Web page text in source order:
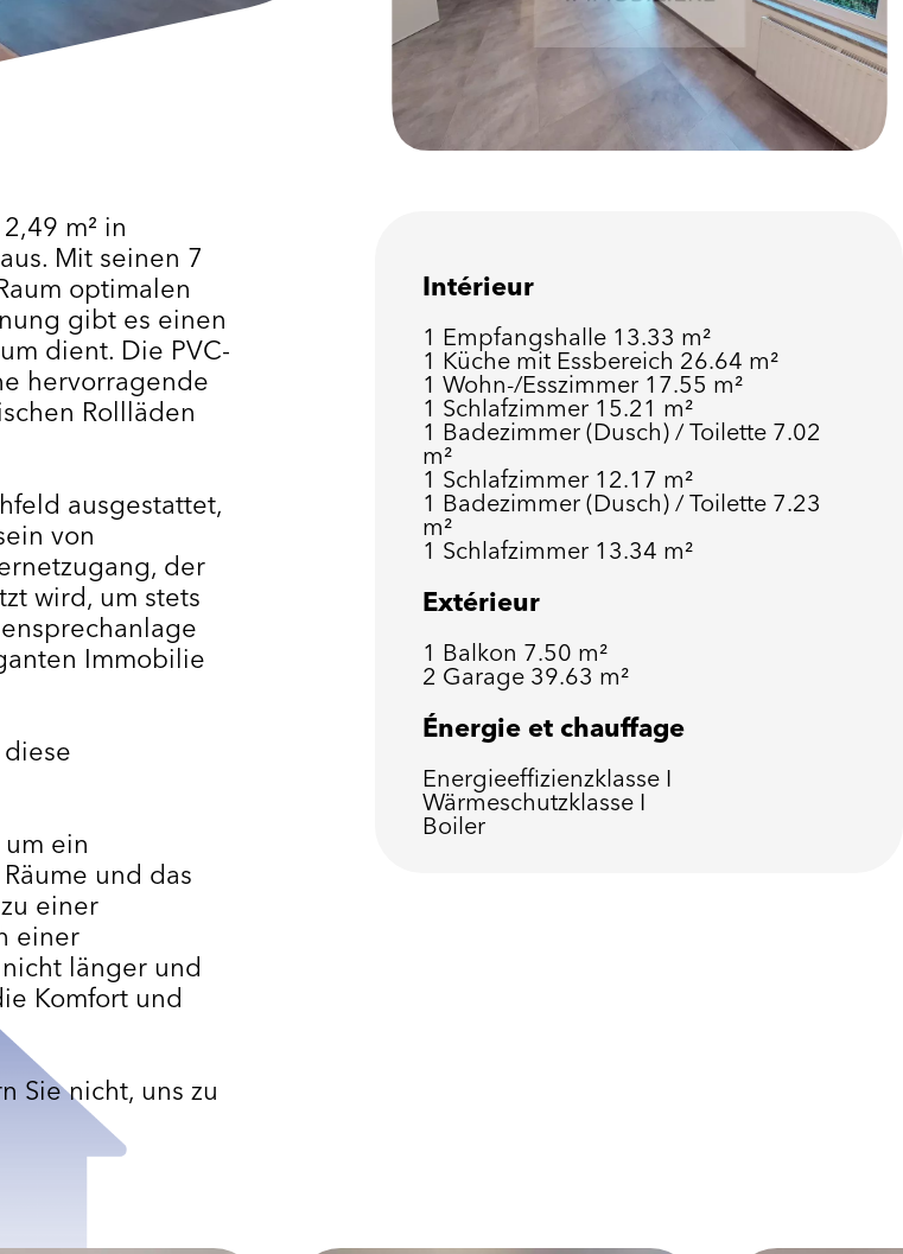
m² in
Mit seinen 7
optimalen
gibt es einen
dient. Die PVC-
hervorragende
Rollläden
ausgestattet,
von
der
wird, um stets
Immobilie
ein
und das
einer
einer
länger und
Komfort und
Sie nicht, uns zu
Intérieur
1 Empfangshalle 13.33 m²
1 Küche mit Essbereich 26.64 m²
1 Wohn-/Esszimmer 17.55 m²
1 Schlafzimmer 15.21 m²
1 Badezimmer (Dusch) / Toilette 7.02
m²
1 Schlafzimmer 12.17 m²
1 Badezimmer (Dusch) / Toilette 7.23
m²
1 Schlafzimmer 13.34 m²
Extérieur
1 Balkon 7.50 m²
2 Garage 39.63 m²
Énergie et chauffage
Energieeffizienzklasse I
Wärmeschutzklasse I
Boiler